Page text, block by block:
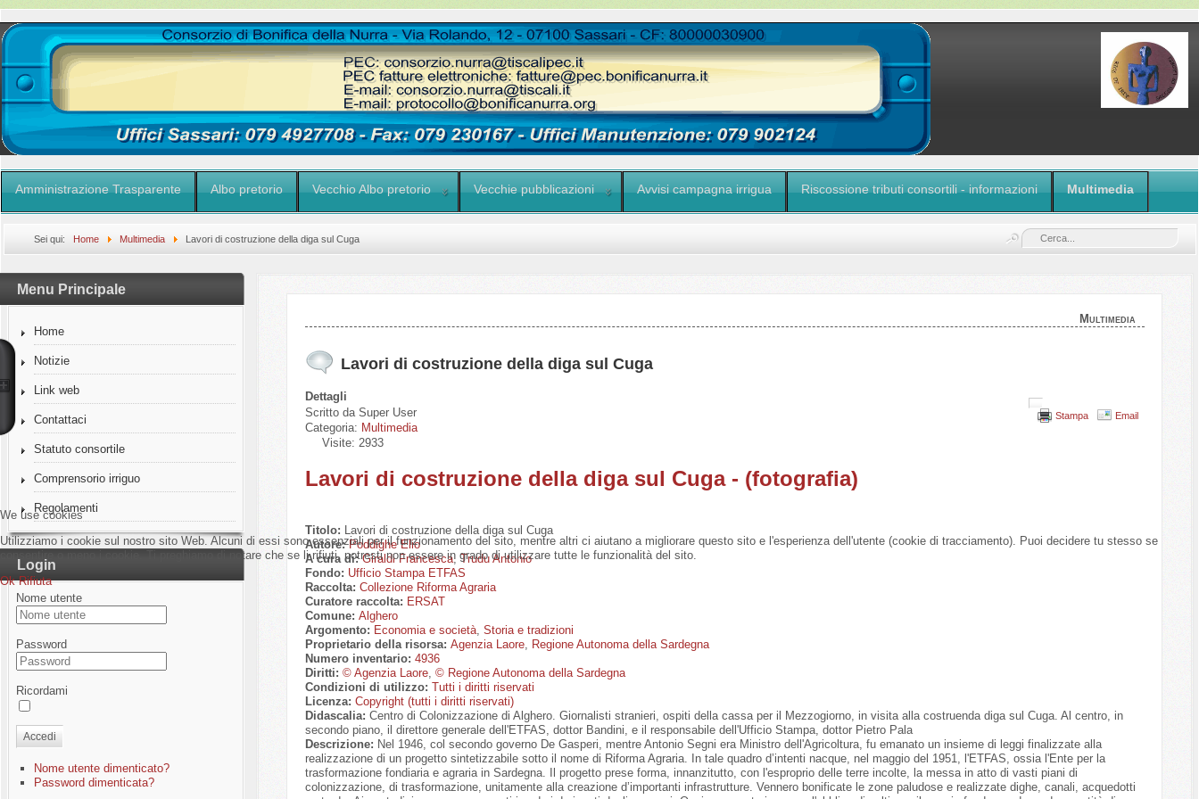
Amministrazione Trasparente Albo pretorio Vecchio Albo pretorio Vecchie pubblicazioni Avvisi campagna irrigua Riscossione tributi consortili - informazioni Multimedia
Sei qui: Home Multimedia Lavori di costruzione della diga sul Cuga
Menu Principale
Home
Notizie
Link web
Contattaci
Statuto consortile
Comprensorio irriguo
Regolamenti
Login
Nome utente
Password
Ricordami
Accedi
Nome utente dimenticato?
Password dimenticata?
Multimedia
Lavori di costruzione della diga sul Cuga
Stampa Email
Dettagli
Scritto da Super User
Categoria: Multimedia
Visite: 2933
Lavori di costruzione della diga sul Cuga - (fotografia)
Titolo: Lavori di costruzione della diga sul Cuga
Autore:Poddighe Elio
A cura di:Giraldi Francesca,Trudu Antonio
Fondo: Ufficio Stampa ETFAS
Raccolta: Collezione Riforma Agraria
Curatore raccolta: ERSAT
Comune: Alghero
Argomento: Economia e società, Storia e tradizioni
Proprietario della risorsa: Agenzia Laore, Regione Autonoma della Sardegna
Numero inventario: 4936
Diritti: © Agenzia Laore, © Regione Autonoma della Sardegna
Condizioni di utilizzo: Tutti i diritti riservati
Licenza: Copyright (tutti i diritti riservati)
Didascalia: Centro di Colonizzazione di Alghero. Giornalisti stranieri, ospiti della cassa per il Mezzogiorno, in visita alla costruenda diga sul Cuga. Al centro, in
secondo piano, il direttore generale dell'ETFAS, dottor Bandini, e il responsabile dell'Ufficio Stampa, dottor Pietro Pala
Descrizione: Nel 1946, col secondo governo De Gasperi, mentre Antonio Segni era Ministro dell'Agricoltura, fu emanato un insieme di leggi finalizzate alla
realizzazione di un progetto sintetizzabile sotto il nome di Riforma Agraria. In tale quadro d’intenti nacque, nel maggio del 1951, l'ETFAS, ossia l'Ente per la
trasformazione fondiaria e agraria in Sardegna. Il progetto prese forma, innanzitutto, con l'esproprio delle terre incolte, la messa in atto di vasti piani di
colonizzazione, di trasformazione, unitamente alla creazione d’importanti infrastrutture. Vennero bonificate le zone paludose e realizzate dighe, canali, acquedotti
We use cookies
Utilizziamo i cookie sul nostro sito Web. Alcuni di essi sono essenziali per il funzionamento del sito, mentre altri ci aiutano a migliorare questo sito e l'esperienza dell'utente (cookie di tracciamento). Puoi decidere tu stesso se
consentire o meno i cookie. Ti preghiamo di notare che se li rifiuti, potresti non essere in grado di utilizzare tutte le funzionalità del sito.
Ok Rifiuta